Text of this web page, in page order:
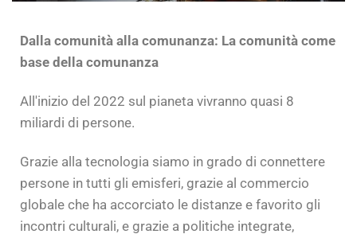
Dalla comunità alla comunanza: La comunità come
base della comunanza
All'inizio del 2022 sul pianeta vivranno quasi 8
miliardi di persone.
Grazie alla tecnologia siamo in grado di connettere
persone in tutti gli emisferi, grazie al commercio
globale che ha accorciato le distanze e favorito gli
incontri culturali, e grazie a politiche integrate,